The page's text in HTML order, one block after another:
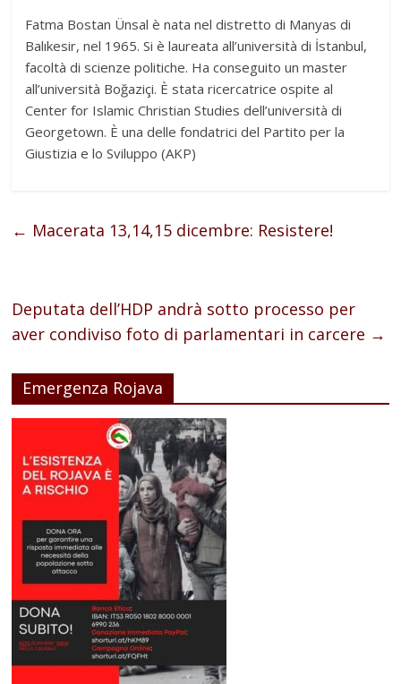
Fatma Bostan Ünsal è nata nel distretto di Manyas di
Balıkesir, nel 1965. Si è laureata all’università di İstanbul,
facoltà di scienze politiche. Ha conseguito un master
all’università Boğaziçi. È stata ricercatrice ospite al
Center for Islamic Christian Studies dell’università di
Georgetown. È una delle fondatrici del Partito per la
Giustizia e lo Sviluppo (AKP)
← Macerata 13,14,15 dicembre: Resistere!
Deputata dell’HDP andrà sotto processo per
aver condiviso foto di parlamentari in carcere →
Emergenza Rojava